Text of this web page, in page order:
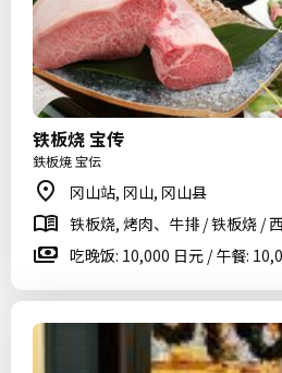
铁板烧 宝传
鉄板焼 宝伝
冈山站, 冈山, 冈山县
铁板烧, 烤肉、牛排 / 铁板烧 /
吃晚饭: 10,000 日元 / 午餐: